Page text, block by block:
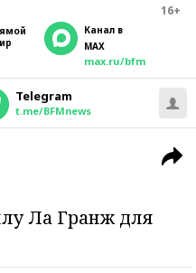
16+
Канал в
MAX
max.ru/bfm
Telegram
t.me/BFMnews
Ла Гранж для